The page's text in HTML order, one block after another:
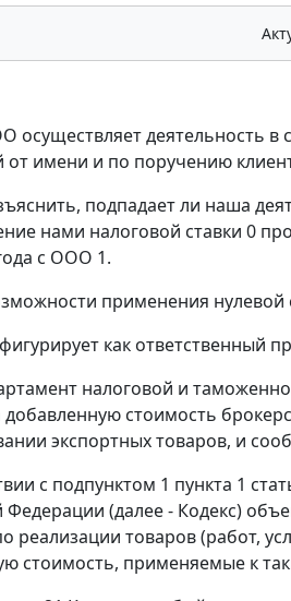
осуществляет деятельность
от имени и по поручению
подпадает ли наша
нами налоговой ставки 0
с ООО 1.
применения
как ответственный
налоговой и
стоимость
экспортных товаров, и
с подпунктом 1 пункта 1
Федерации (далее - Кодекс)
реализации товаров (работ,
стоимость, применяемые к